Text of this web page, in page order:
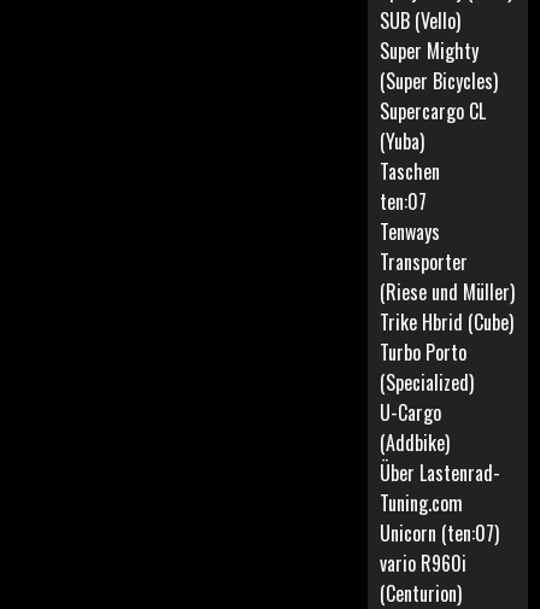
SUB (Vello)
Super Mighty
(Super Bicycles)
Supercargo CL
(Yuba)
Taschen
ten:07
Tenways
Transporter
(Riese und Müller)
Trike Hbrid (Cube)
Turbo Porto
(Specialized)
U-Cargo
(Addbike)
Über Lastenrad-
Tuning.com
Unicorn (ten:07)
vario R960i
(Centurion)